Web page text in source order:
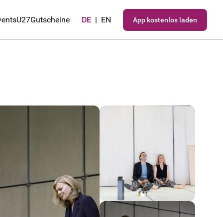
U27Gutscheine DE | EN App kostenlos laden